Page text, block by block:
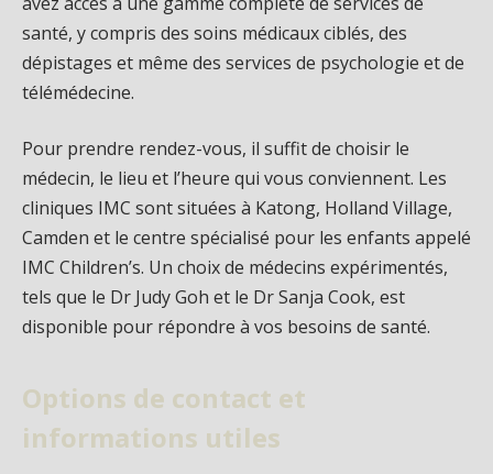
santé, y compris des soins médicaux ciblés, des
dépistages et même des services de psychologie et de
télémédecine.
Pour prendre rendez-vous, il suffit de choisir le
médecin, le lieu et l’heure qui vous conviennent. Les
cliniques IMC sont situées à Katong, Holland Village,
Camden et le centre spécialisé pour les enfants appelé
IMC Children’s. Un choix de médecins expérimentés,
tels que le Dr Judy Goh et le Dr Sanja Cook, est
disponible pour répondre à vos besoins de santé.
Options de contact et
informations utiles